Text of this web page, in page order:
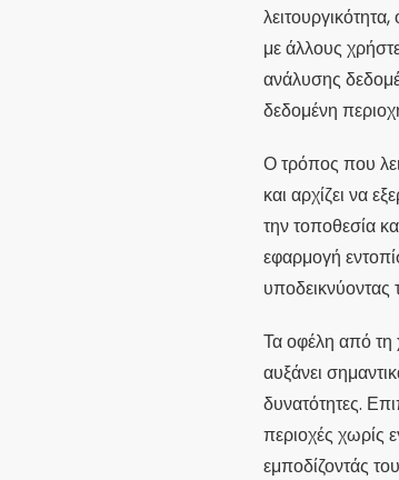
με άλλους
ανάλυσης
δεδομένη
Ο τρόπος που
και αρχίζει να
την τοποθεσία
εφαρμογή
Τα οφέλη από τη
αυξάνει
δυνατότητες.
περιοχές χωρίς
εμποδίζοντάς